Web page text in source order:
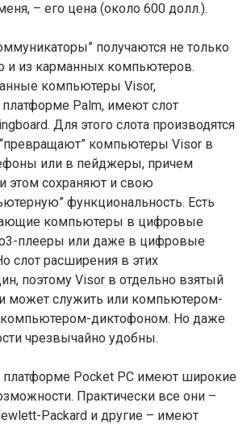
– его цена (около 600 долл.).
получаются не только
и из карманных компьютеров.
компьютеры Visor,
Palm, имеют слот
Для этого слота производятся
компьютеры Visor в
или в пейджеры, причем
этом сохраняют и свою
функциональность. Есть
компьютеры в цифровые
плееры или даже в цифровые
слот расширения в этих
поэтому Visor в отдельно взятый
может служить или компьютером-
диктофоном. Но даже
чрезвычайно удобны.
Pocket PC имеют широкие
Практически все они –
Packard и другие – имеют